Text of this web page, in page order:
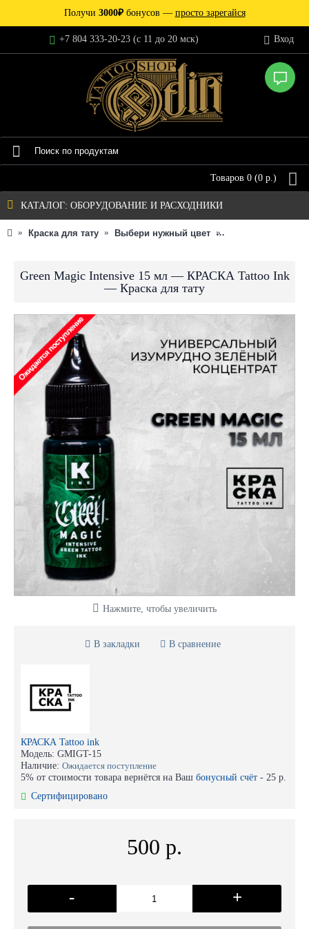
Получи 3000₽бонусов — просто зарегайся
+7 804 333-20-23 (c 11 до 20 мск) Вход
Товаров 0 (0 р.)
КАТАЛОГ: ОБОРУДОВАНИЕ И РАСХОДНИКИ
Краска для тату Выбери нужный цвет
Green Magic Intensive 15 мл — КРАСКА Tattoo Ink
— Краска для тату
Нажмите, чтобы увеличить
В закладки В сравнение
КРАСКА Tattoo ink
Модель: GMIGT-15
Наличие: Ожидается поступление
5% от стоимости товара вернётся на Ваш бонусный счёт - 25 р.
Сертифицировано
500 р.
- +